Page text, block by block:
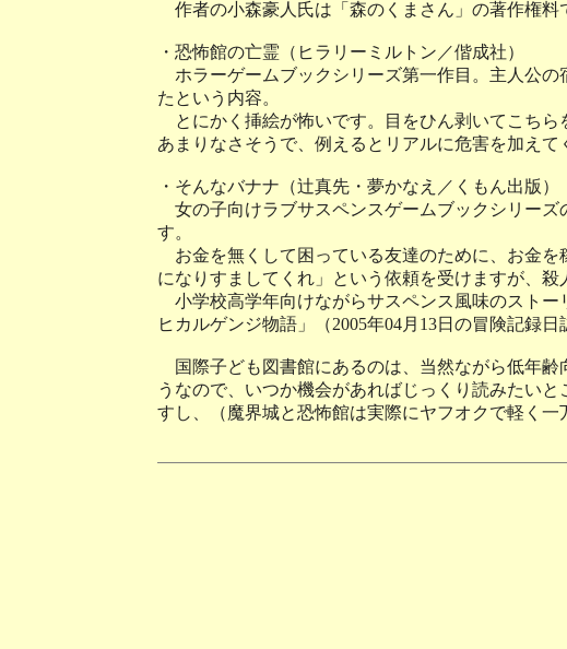
作者の小森豪人氏は「森のくまさん」の著作権料
・恐怖館の亡霊（ヒラリーミルトン／偕成社）
ホラーゲームブックシリーズ第一作目。主人公の
たという内容。
とにかく挿絵が怖いです。目をひん剥いてこちら
あまりなさそうで、例えるとリアルに危害を加え
・そんなバナナ（辻真先・夢かなえ／くもん出版）
女の子向けラブサスペンスゲームブックシリーズ
す。
お金を無くして困っている友達のために、お金を
になりすましてくれ」という依頼を受けますが、殺
小学校高学年向けながらサスペンス風味のストー
ヒカルゲンジ物語」（2005年04月13日の冒険記録
国際子ども図書館にあるのは、当然ながら低年齢
うなので、いつか機会があればじっくり読みたい
すし、（魔界城と恐怖館は実際にヤフオクで軽く一